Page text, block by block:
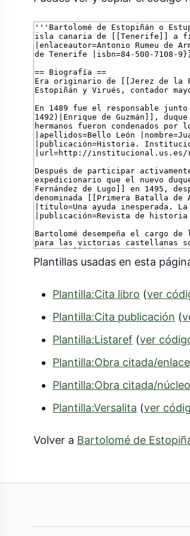
Plantillas usadas en esta
Plantilla:Cita libro (ver
Plantilla:Cita publicación (
Plantilla:Listaref (ver
Plantilla:Obra citada/enlace
Plantilla:Obra citada/núcleo
Plantilla:Versalita (ver
Volver a Bartolomé de